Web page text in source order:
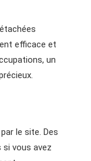
efficace et
un
le site. Des
si vous avez